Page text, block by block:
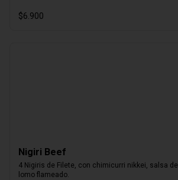
$6.900
Nigiri Beef
4 Nigiris de Filete, con chimicurri nikkei, salsa de
lomo flameado.